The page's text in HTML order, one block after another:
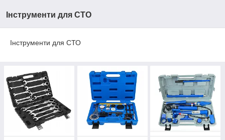
Інструменти для СТО
Інструменти для СТО